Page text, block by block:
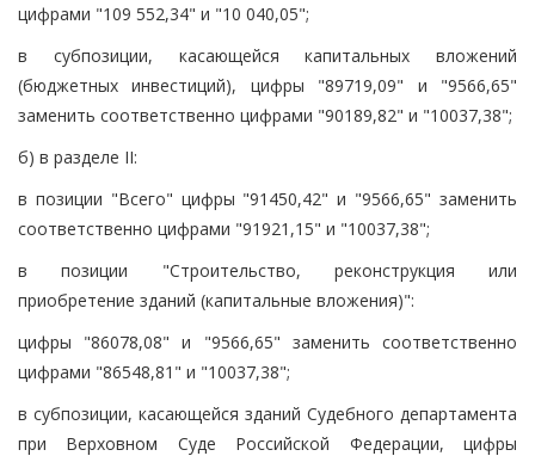
цифрами "109 552,34" и "10 040,05";
в субпозиции, касающейся капитальных вложений
(бюджетных инвестиций), цифры "89719,09" и "9566,65"
заменить соответственно цифрами "90189,82" и "10037,38";
б) в разделе II:
в позиции "Всего" цифры "91450,42" и "9566,65" заменить
соответственно цифрами "91921,15" и "10037,38";
в позиции "Строительство, реконструкция или
приобретение зданий (капитальные вложения)":
цифры "86078,08" и "9566,65" заменить соответственно
цифрами "86548,81" и "10037,38";
в субпозиции, касающейся зданий Судебного департамента
при Верховном Суде Российской Федерации, цифры